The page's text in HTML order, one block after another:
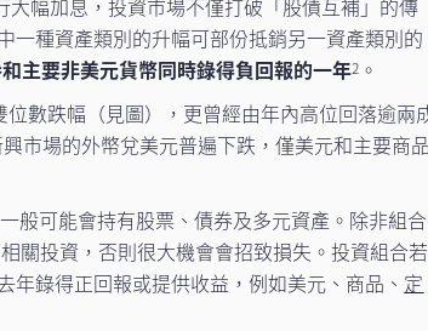
大幅加息，投資市場不僅打破「股債互補」的傳
一種資產類別的升幅可部份抵銷另一資產類別的
主要非美元貨幣同時錄得負回報的一年2 。
數跌幅（見圖），更曾經由年內高位回落逾兩
市場的外幣兌美元普遍下跌，僅美元和主要商
般可能會持有股票、債券及多元資產。除非組合
關投資，否則很大機會會招致損失。投資組合若
錄得正回報或提供收益，例如美元、商品、 定